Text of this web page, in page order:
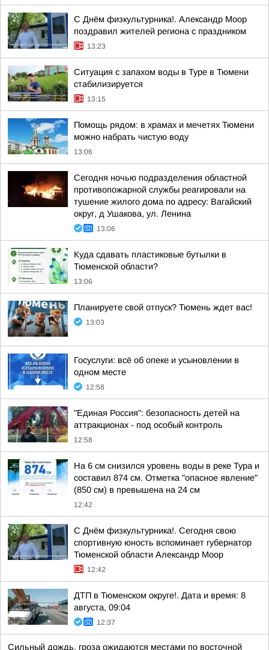
С Днём физкультурника!. Александр Моор
поздравил жителей региона с праздником
13:23
Ситуация с запахом воды в Туре в Тюмени
стабилизируется
13:15
Помощь рядом: в храмах и мечетях Тюмени
можно набрать чистую воду
13:06
Сегодня ночью подразделения областной
противопожарной службы реагировали на
тушение жилого дома по адресу: Вагайский
округ, д Ушакова, ул. Ленина
13:06
Куда сдавать пластиковые бутылки в
Тюменской области?
13:06
Планируете свой отпуск? Тюмень ждет вас!
13:03
Госуслуги: всё об опеке и усыновлении в
одном месте
12:58
"Единая Россия": безопасность детей на
аттракционах - под особый контроль
12:58
На 6 см снизился уровень воды в реке Тура и
составил 874 см. Отметка "опасное явление"
(850 см) в превышена на 24 см
12:42
С Днём физкультурника!. Сегодня свою
спортивную юность вспоминает губернатор
Тюменской области Александр Моор
12:42
ДТП в Тюменском округе!. Дата и время: 8
августа, 09:04
12:37
Сильный дождь, гроза ожидаются местами по восточной